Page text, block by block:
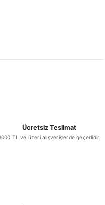
Ücretsiz Teslimat
TL ve üzeri alışverişlerde geçerlidir.